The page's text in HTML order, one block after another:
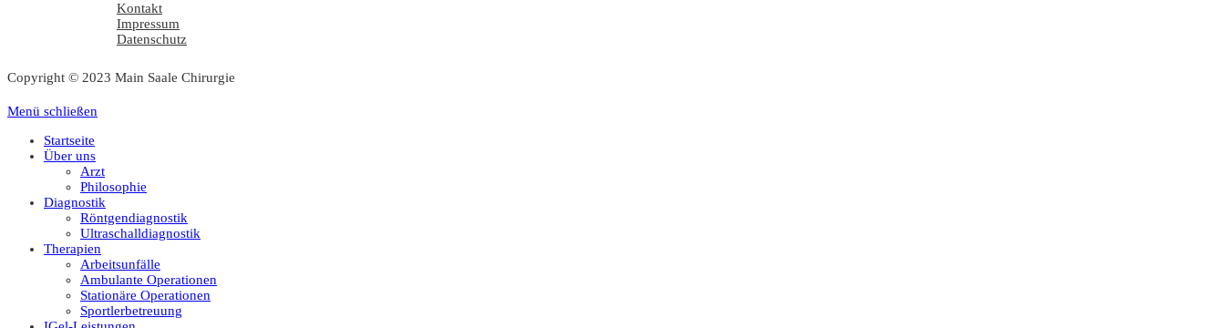
Kontakt
Impressum
Datenschutz
Copyright © 2023 Main Saale Chirurgie
Menü schließen
Startseite
Über uns
Arzt
Philosophie
Diagnostik
Röntgendiagnostik
Ultraschalldiagnostik
Therapien
Arbeitsunfälle
Ambulante Operationen
Stationäre Operationen
Sportlerbetreuung